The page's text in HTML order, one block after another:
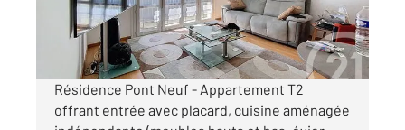
620 €
par mois charges comprises
Résidence Pont Neuf - Appartement T2
offrant entrée avec placard, cuisine aménagée